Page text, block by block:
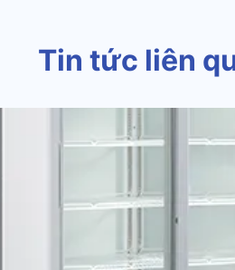
Tin tức liên